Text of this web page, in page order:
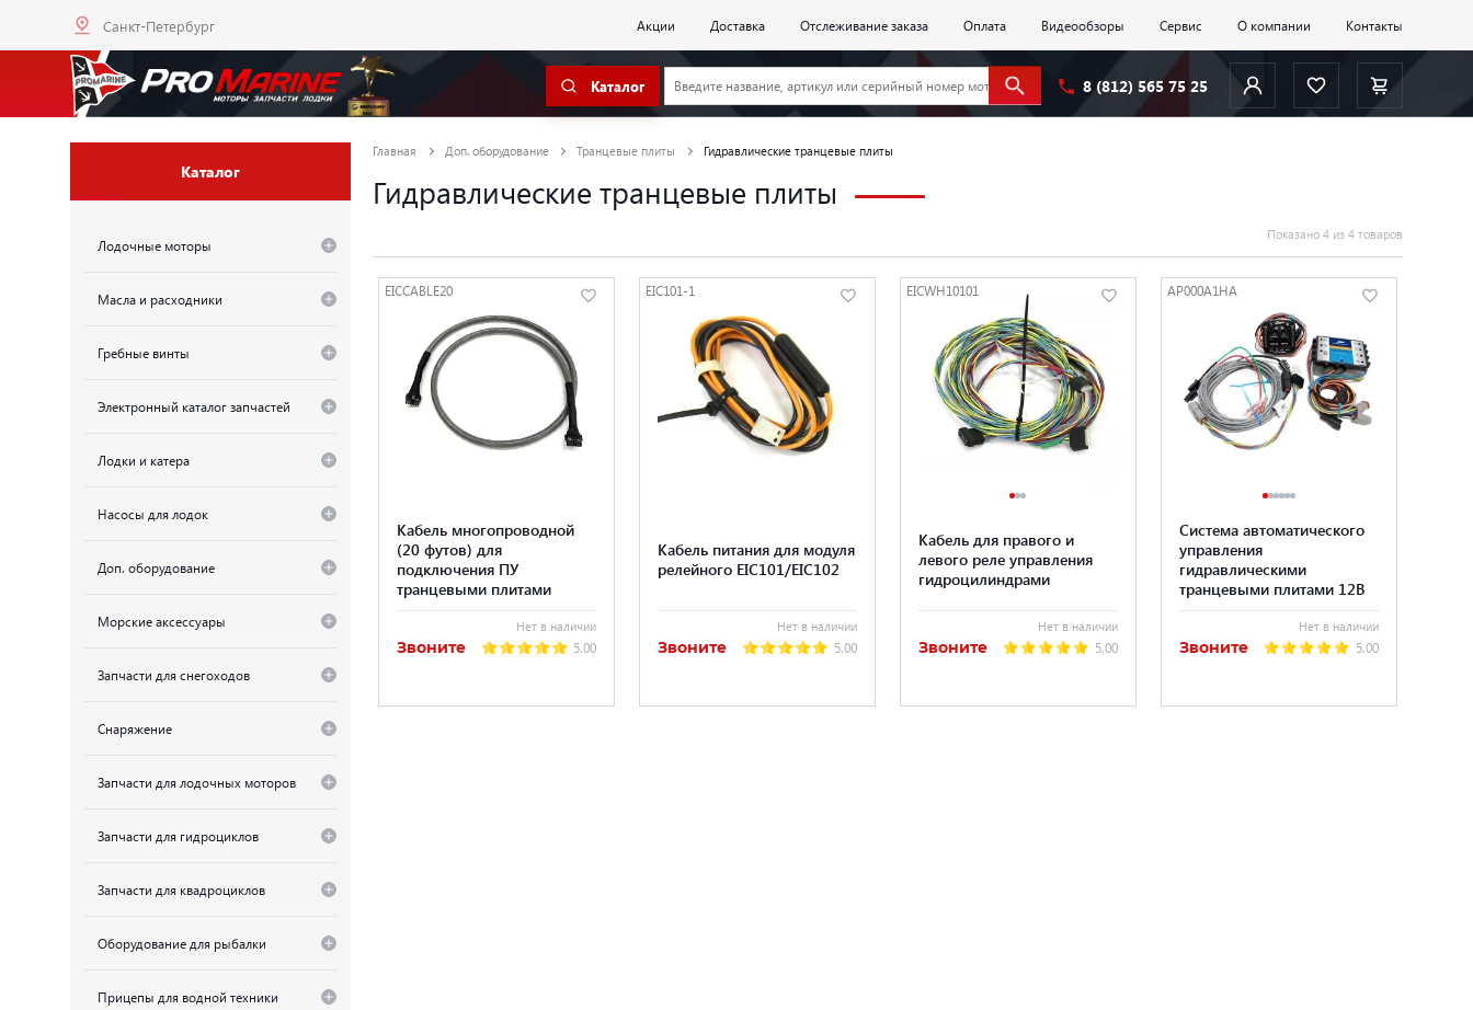
Санкт-Петербург Акции Доставка Отслеживание заказа Оплата Видеообзоры Сервис О компании Контакты
Каталог 8 (812) 565 75 25
Каталог
Лодочные моторы
Масла и расходники
Гребные винты
Электронный каталог запчастей
Лодки и катера
Насосы для лодок
Доп. оборудование
Морские аксессуары
Запчасти для снегоходов
Снаряжение
Запчасти для лодочных моторов
Запчасти для гидроциклов
Запчасти для квадроциклов
Оборудование для рыбалки
Прицепы для водной техники
Главная Доп. оборудование Транцевые плиты Гидравлические транцевые плиты
Гидравлические транцевые плиты
Показано 4 из 4 товаров
EICCABLE20
Кабель многопроводной
(20 футов) для
подключения ПУ
транцевыми плитами
Нет в наличии
Звоните 5.00
EIC101-1
Кабель питания для модуля
релейного EIC101/EIC102
Нет в наличии
Звоните 5.00
EICWH10101
Кабель для правого и
левого реле управления
гидроцилиндрами
Нет в наличии
Звоните 5.00
AP000A1HA
Система автоматического
управления
гидравлическими
транцевыми плитами 12В
Нет в наличии
Звоните 5.00